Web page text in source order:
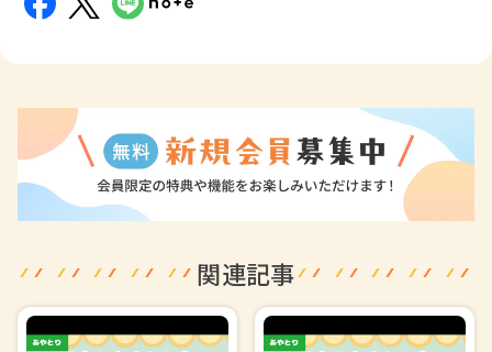
関連記事